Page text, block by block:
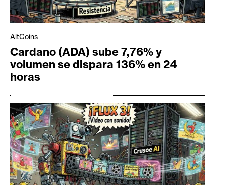
AltCoins
Cardano (ADA) sube 7,76% y
volumen se dispara 136% en 24
horas